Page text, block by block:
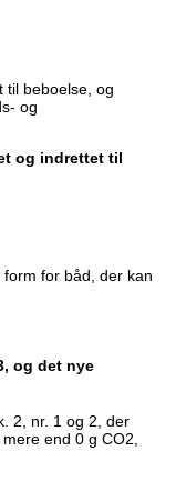
til beboelse, og
og
og indrettet til
for båd, der kan
og det nye
2, nr. 1 og 2, der
end 0 g CO2,